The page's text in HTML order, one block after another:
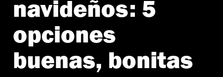
navideños: 5
opciones
buenas, bonitas